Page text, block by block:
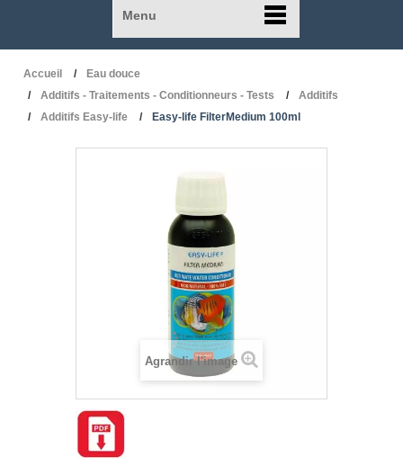
Menu
Accueil
Eau douce
Additifs - Traitements - Conditionneurs - Tests
Additifs
Additifs Easy-life
Easy-life FilterMedium 100ml
Agrandir l'image